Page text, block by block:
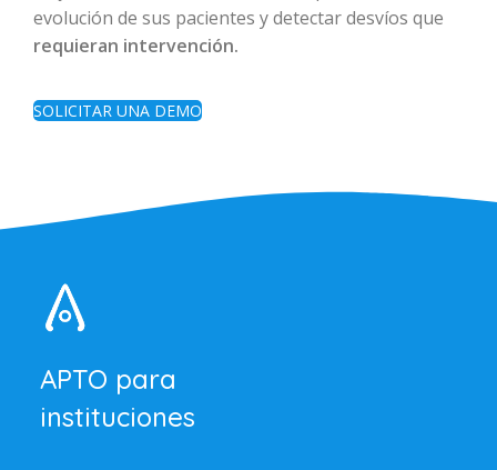
evolución de sus pacientes y detectar desvíos que
requieran intervención.
SOLICITAR UNA DEMO
APTO para
instituciones